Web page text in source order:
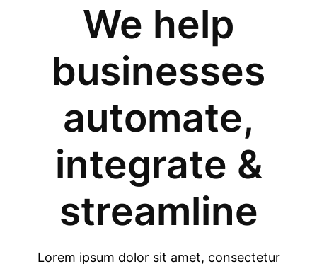
We help
businesses
automate,
integrate &
streamline
Lorem ipsum dolor sit amet, consectetur